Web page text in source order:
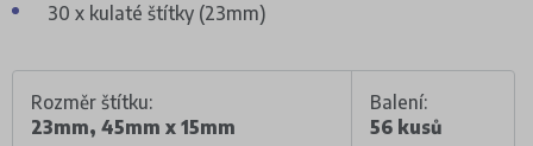
30 x kulaté štítky (23mm)
Rozměr štítku:
23mm, 45mm x 15mm
Balení:
56 kusů